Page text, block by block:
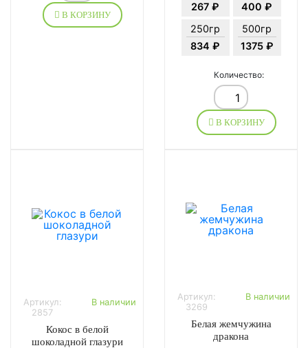
В КОРЗИНУ
267 ₽
400 ₽
250гр
834 ₽
500гр
1375 ₽
Количество:
В КОРЗИНУ
Артикул:
2857
В наличии
Кокос в белой
шоколадной глазури
Артикул:
3269
В наличии
Белая жемчужина
дракона